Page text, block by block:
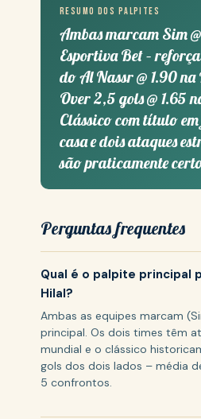
Resumo dos palpites
Ambas marcam Sim
Esportiva Bet –
do Al Nassr @ 1.90
Over 2,5 gols @ 1.65
Clássico com título
casa e dois ataques
são praticamente
Perguntas frequentes
Qual é o palpite principal
Hilal?
Ambas as equipes marcam
principal. Os dois times têm
mundial e o clássico
gols dos dois lados – média
5 confrontos.